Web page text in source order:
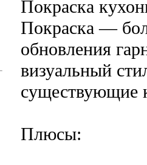
Покраска
Покраска —
обновления
визуальный
существующие
Плюсы: